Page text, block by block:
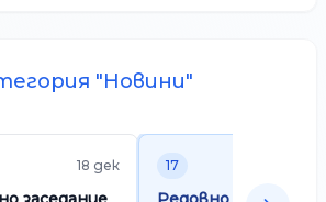
"Новини"
18 дек 17